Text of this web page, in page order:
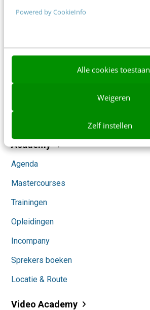
Powered by CookieInfo
Alle cookies toestaan
Weigeren
Zelf instellen
Social
Academy
Agenda
Mastercourses
Trainingen
Opleidingen
Incompany
Sprekers boeken
Locatie & Route
Video Academy